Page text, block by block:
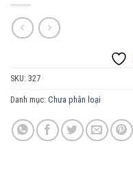
SKU: 327
Danh mục: Chưa phân loại